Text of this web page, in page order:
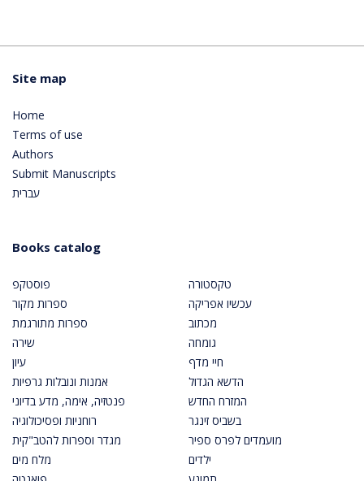
Site map
Home
Terms of use
Authors
Submit Manuscripts
עברית
Books catalog
פוסטקפ
ספרות מקור
ספרות מתורגמת
שירה
עיון
אמנות ונובלות גרפיות
פנטזיה, אימה, מדע בדיוני
רוחניות ופסיכולוגיה
מגדר וספרות להטב"קית
מלח מים
טקסטורה
עכשיו אפריקה
מכתוב
גומחה
חיי מדף
הדשא הגדול
המזרח החדש
בשביס זינגר
מועמדים לפרס ספיר
ילדים